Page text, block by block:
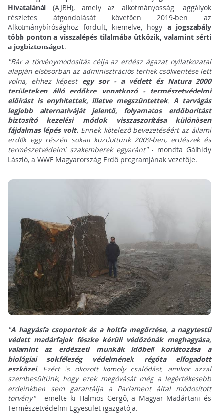
Hivatalánál(AJBH), amely az alkotmányossági aggályok
részletes átgondolását követően 2019-ben az
Alkotmánybírósághoz fordult, kiemelve, hogya jogszabály
több ponton a visszalépés tilalmába ütközik, valamint sérti
a jogbiztonságot.
"Bár a törvénymódosítás célja az erdész ágazat nyilatkozatai
alapján elsősorban az adminisztrációs terhek csökkentése lett
volna, ehhez képest egy sor - a védett és Natura 2000
területeken álló erdőkre vonatkozó - természetvédelmi
előírást is enyhítettek, illetve megszüntettek.A tarvágás
legjobb alternatíváját jelentő, folyamatos erdőborítást
biztosító kezelési módok visszaszorítása különösen
fájdalmas lépés volt. Ennek kötelező bevezetéséért az állami
erdők egy részén sokan küzdöttünk 2009-ben, erdészek és
természetvédelmi szakemberek egyaránt"- mondta Gálhidy
László, a WWF Magyarország Erdő programjának vezetője.
"A hagyásfa csoportok és a holtfa megőrzése, a nagytestű
védett madárfajok fészke körüli védőzónák meghagyása,
valamint az erdészeti munkák időbeli korlátozása a
biológiai sokféleség védelmének régóta elfogadott
eszközei.Ezért is okozott komoly csalódást, amikor azzal
szembesültünk, hogy ezek megóvását még a legértékesebb
erdeinkben sem garantálja a Parlament által módosított
törvény"- emelte ki Halmos Gergő, a Magyar Madártani és
Természetvédelmi Egyesület igazgatója.